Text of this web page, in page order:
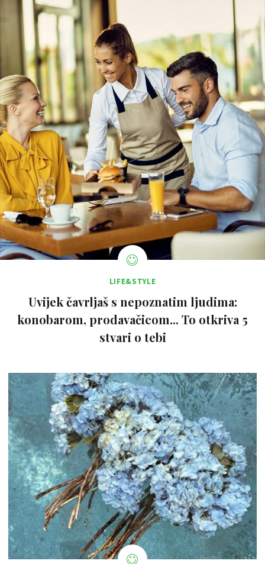
LIFE&STYLE
Uvijek čavrljaš s nepoznatim ljudima:
konobarom, prodavačicom... To otkriva 5
stvari o tebi